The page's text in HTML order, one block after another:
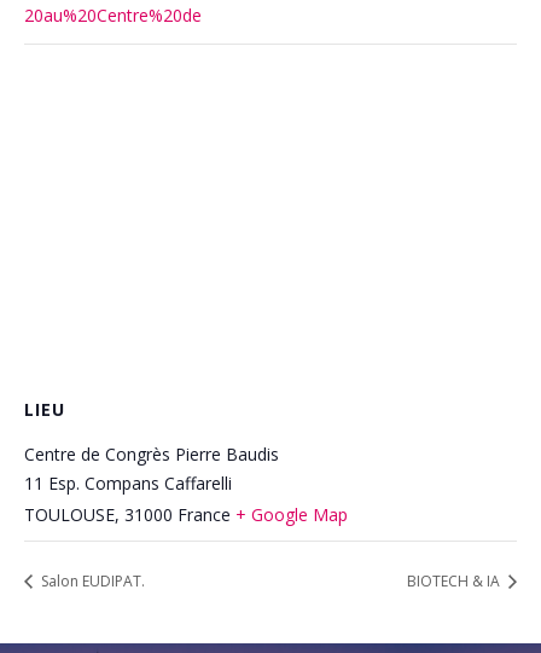
20au%20Centre%20de
LIEU
Centre de Congrès Pierre Baudis
11 Esp. Compans Caffarelli
TOULOUSE, 31000 France + Google Map
Salon EUDIPAT. BIOTECH & IA